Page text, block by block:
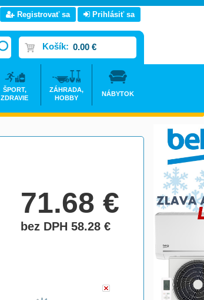
71.68€
bez DPH 58.28€
Registrovať sa Prihlásiť sa
Košík: 0.00 €
ŠPORT,
ZDRAVIE
ZÁHRADA,
HOBBY
NÁBYTOK